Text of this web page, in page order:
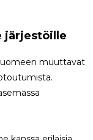
järjestöille
muuttavat